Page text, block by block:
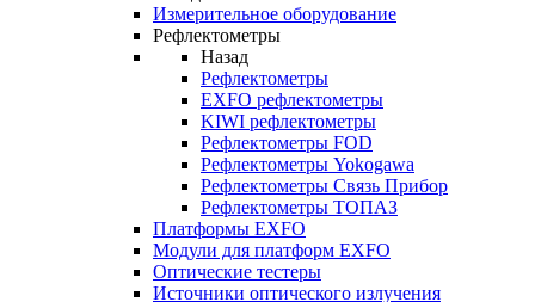
Измерительное оборудование
Рефлектометры
Назад
Рефлектометры
EXFO рефлектометры
KIWI рефлектометры
Рефлектометры FOD
Рефлектометры Yokogawa
Рефлектометры Связь Прибор
Рефлектометры ТОПАЗ
Платформы EXFO
Модули для платформ EXFO
Оптические тестеры
Источники оптического излучения